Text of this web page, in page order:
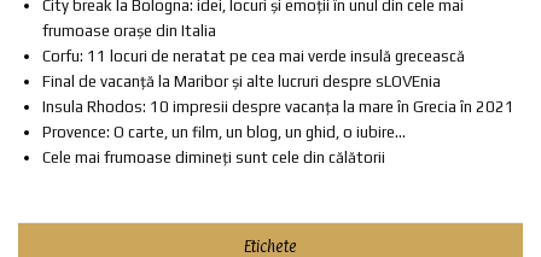
City break la Bologna: idei, locuri și emoții în unul din cele mai
frumoase orașe din Italia
Corfu: 11 locuri de neratat pe cea mai verde insulă grecească
Final de vacanță la Maribor și alte lucruri despre sLOVEnia
Insula Rhodos: 10 impresii despre vacanța la mare în Grecia în 2021
Provence: O carte, un film, un blog, un ghid, o iubire...
Cele mai frumoase dimineți sunt cele din călătorii
Etichete